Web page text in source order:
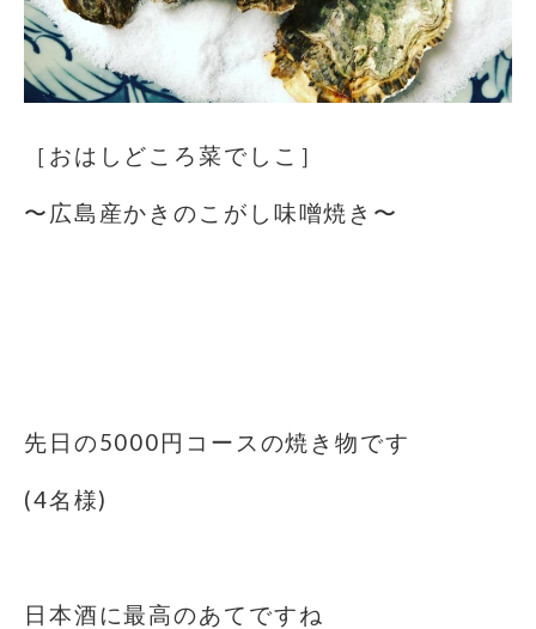
［おはしどころ菜でしこ］
〜広島産かきのこがし味噌焼き〜
先日の5000円コースの焼き物です
(4名様)
日本酒に最高のあてですね